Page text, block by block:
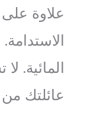
علاوة
المائية.
عائلتك من